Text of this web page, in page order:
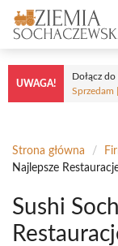
Przejdź
do
treści
UWAGA!
Dołącz
Sprzedam
Strona główna /
Najlepsze
Sushi